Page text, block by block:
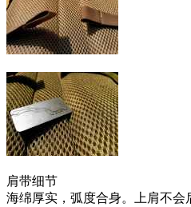
肩带细节
海绵厚实，弧度合身。上肩不